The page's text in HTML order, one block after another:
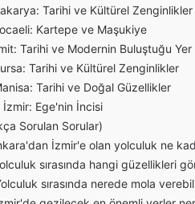
Tarihi ve Kültürel Zenginlikler
Kartepe ve Maşukiye
Tarihi ve Modernin Buluştuğu Yer
Tarihi ve Kültürel Zenginlikler
Tarihi ve Doğal Güzellikler
İzmir: Ege'nin İncisi
Sorulan Sorular)
İzmir'e olan yolculuk ne
sırasında hangi güzellikleri
sırasında nerede mola